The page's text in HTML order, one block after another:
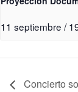
11 septiembre /
Concierto